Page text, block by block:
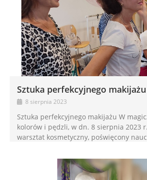
Sztuka perfekcyjnego makijażu
8 sierpnia 2023
Sztuka perfekcyjnego makijażu W
kolorów i pędzli, w dn. 8 sierpnia 2023
warsztat kosmetyczny, poświęcony